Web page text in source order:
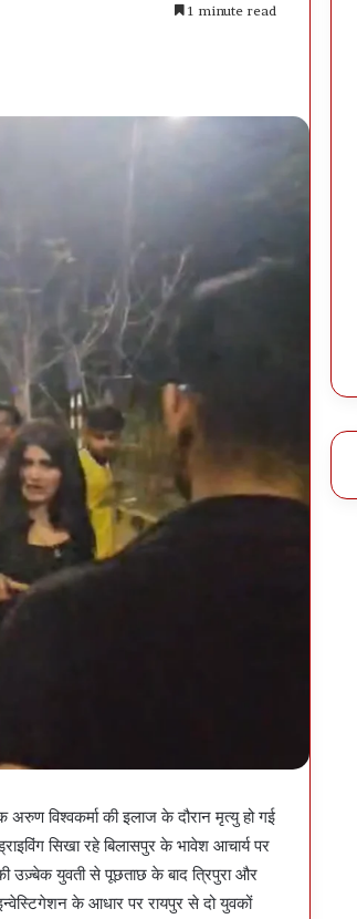
1 minute read
विश्वकर्मा की इलाज के दौरान मृत्यु हो गई
सिखा रहे बिलासपुर के भावेश आचार्य पर
उज़्बेक युवती से पूछताछ के बाद त्रिपुरा और
के आधार पर रायपुर से दो युवकों